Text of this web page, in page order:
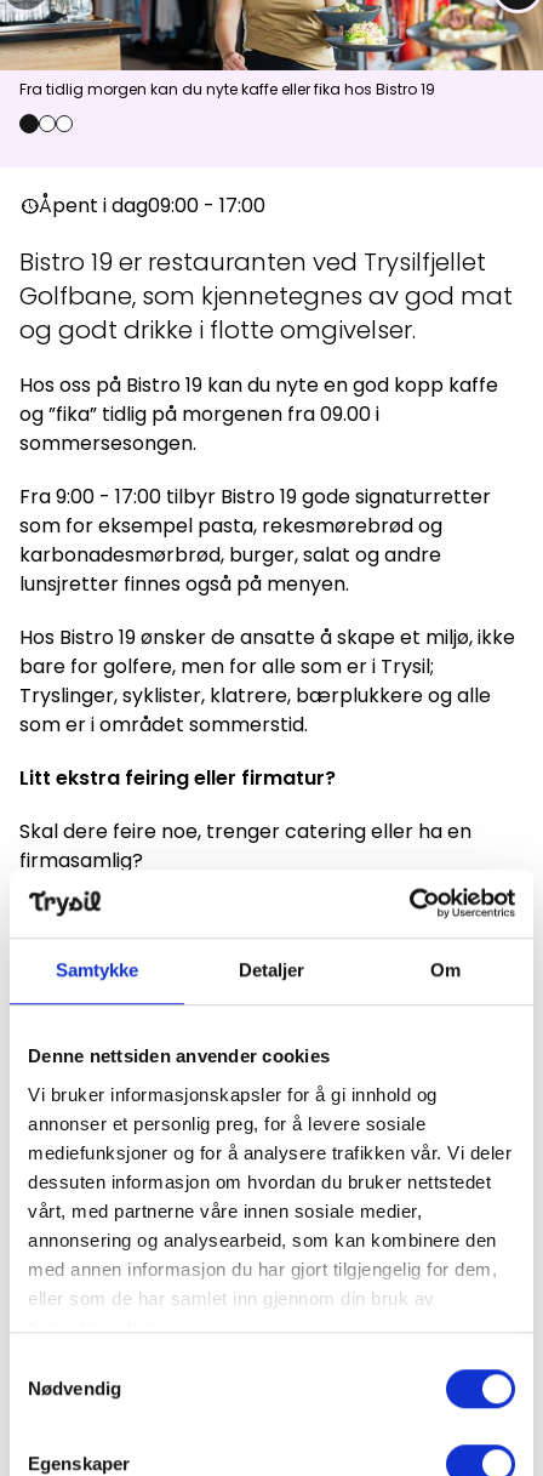
Samtykke Detaljer Om
Denne nettsiden anvender cookies
Vi bruker informasjonskapsler for å gi innhold og
annonser et personlig preg, for å levere sosiale
mediefunksjoner og for å analysere trafikken vår. Vi deler
dessuten informasjon om hvordan du bruker nettstedet
vårt, med partnerne våre innen sosiale medier,
annonsering og analysearbeid, som kan kombinere den
med annen informasjon du har gjort tilgjengelig for dem,
eller som de har samlet inn gjennom din bruk av
tjenestene deres.
Nødvendig
Egenskaper
Aktuelt
Åpne heiser:0/41
Vær- og føredata er levert avfnugg,Yr, Meteorologisk institutt og
Fra tidlig morgen kan du nyte kaffe eller fika hos Bistro 19
0 1 2
nest_clock_farsight_analogÅpent i dag09:00 - 17:00
Bistro 19 er restauranten ved Trysilfjellet
Golfbane, som kjennetegnes av god mat
og godt drikke i flotte omgivelser.
Hos oss på Bistro 19 kan du nyte en god kopp kaffe
og ”fika” tidlig på morgenen fra 09.00 i
sommersesongen.
Fra 9:00 - 17:00 tilbyr Bistro 19 gode signaturretter
som for eksempel pasta, rekesmørebrød og
karbonadesmørbrød, burger, salat og andre
lunsjretter finnes også på menyen.
Hos Bistro 19 ønsker de ansatte å skape et miljø, ikke
bare for golfere, men for alle som er i Trysil;
Tryslinger, syklister, klatrere, bærplukkere og alle
som er i området sommerstid.
Litt ekstra feiring eller firmatur?
Skal dere feire noe, trenger catering eller ha en
firmasamlig?
Ta kontakt for et uforpliktet tillbud:
bistro19@trysilgolf.noeller på telefon (+47)
62452355
Finn frem
+
−